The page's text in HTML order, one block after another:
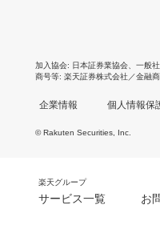
加入協会 日本証券業協会 一般
商号等 楽天証券株式会社／金融
企業情報 個人情報保
© Rakuten Securities, Inc.
楽天グループ
サービス一覧 お